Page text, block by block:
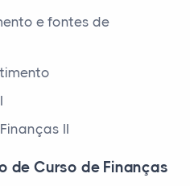
e fontes de
II
de Curso de Finanças